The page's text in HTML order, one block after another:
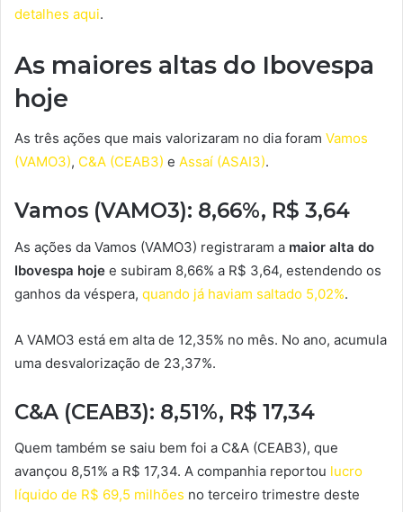
detalhes aqui.
As maiores altas do Ibovespa
hoje
As três ações que mais valorizaram no dia foram Vamos
(VAMO3), C&A (CEAB3) e Assaí (ASAI3).
Vamos (VAMO3): 8,66%, R$ 3,64
As ações da Vamos (VAMO3) registraram a maior alta do
Ibovespa hoje e subiram 8,66% a R$ 3,64, estendendo os
ganhos da véspera, quando já haviam saltado 5,02%.
A VAMO3 está em alta de 12,35% no mês. No ano, acumula
uma desvalorização de 23,37%.
C&A (CEAB3): 8,51%, R$ 17,34
Quem também se saiu bem foi a C&A (CEAB3), que
avançou 8,51% a R$ 17,34. A companhia reportou lucro
líquido de R$ 69,5 milhões no terceiro trimestre deste